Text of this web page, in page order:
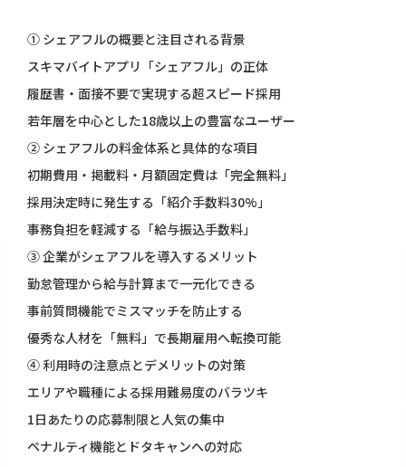
① シェアフルの概要と注目される背景
スキマバイトアプリ「シェアフル」の正体
履歴書・面接不要で実現する超スピード採用
若年層を中心とした18歳以上の豊富なユーザー
② シェアフルの料金体系と具体的な項目
初期費用・掲載料・月額固定費は「完全無料」
採用決定時に発生する「紹介手数料30%」
事務負担を軽減する「給与振込手数料」
③ 企業がシェアフルを導入するメリット
勤怠管理から給与計算まで一元化できる
事前質問機能でミスマッチを防止する
優秀な人材を「無料」で長期雇用へ転換可能
④ 利用時の注意点とデメリットの対策
エリアや職種による採用難易度のバラツキ
1日あたりの応募制限と人気の集中
ペナルティ機能とドタキャンへの対応